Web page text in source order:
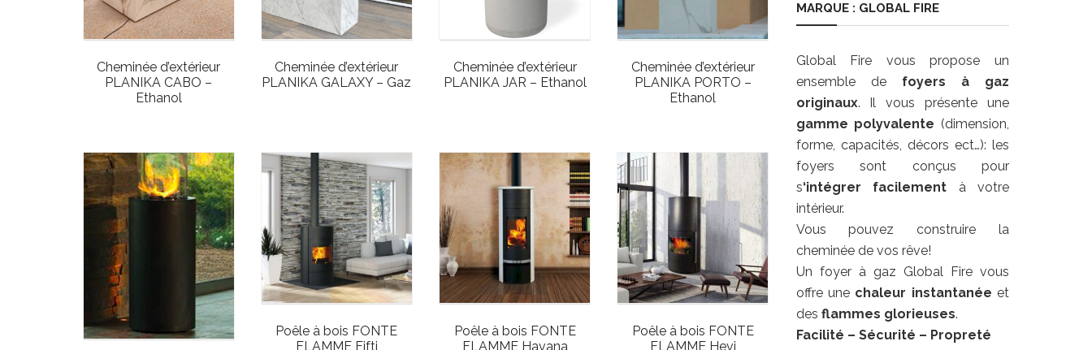
Cheminée d’extérieur
PLANIKA CABO –
Ethanol
Cheminée d’extérieur
PLANIKA GALAXY – Gaz
Cheminée d’extérieur
PLANIKA JAR – Ethanol
Cheminée d’extérieur
PLANIKA PORTO –
Ethanol
Poêle à bois FONTE
FLAMME Fifti
Poêle à bois FONTE
FLAMME Havana
Poêle à bois FONTE
FLAMME Hevi
MARQUE : GLOBAL FIRE
Global Fire vous propose un
ensemble defoyers à gaz
originaux. Il vous présente une
gamme polyvalente (dimension,
forme, capacités, décors ect…): les
foyers sont conçus pour
s‘intégrer facilement à votre
intérieur.
Vous pouvez construire la
cheminée de vos rêve!
Un foyer à gaz Global Fire vous
offre une chaleur instantanée et
des flammes glorieuses.
Facilité – Sécurité – Propreté